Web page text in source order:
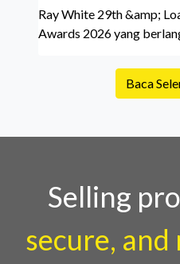
Ray White 29th &amp;
Awards 2026 yang
menjadi momen
properti dan keuangan.
Country Director Ray
Baca
Selling
secure,